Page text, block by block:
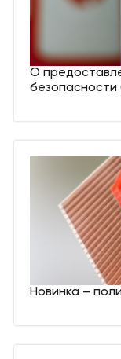
О
безопасности
Новинка –